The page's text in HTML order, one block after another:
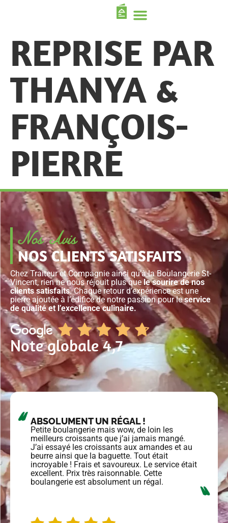
REPRISE PAR
THANYA &
FRANÇOIS-
PIERRE
Nos Avis
NOS CLIENTS SATISFAITS
Chez Traiteur et Compagnie ainsi qu’à la Boulangerie St-
Vincent, rien ne nous réjouit plus quele sourire de nos
clients satisfaits. Chaque retour d’expérience est une
pierre ajoutée à l’édifice de notre passion pour leservice
de qualité et l’excellence culinaire.
Note globale 4,7
ABSOLUMENT UN RÉGAL !
Petite boulangerie mais wow, de loin les
meilleurs croissants que j’ai jamais mangé.
J’ai essayé les croissants aux amandes et au
beurre ainsi que la baguette. Tout était
incroyable ! Frais et savoureux. Le service était
excellent. Prix ​​très raisonnable. Cette
boulangerie est absolument un régal.